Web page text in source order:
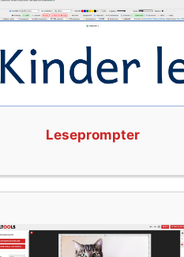
Leseprompter